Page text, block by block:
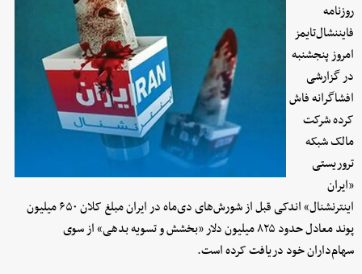
روزنامه
فایننشال‌تایمز
امروز پنجشنبه
در گزارشی
افشاگرانه فاش
کرده شرکت
مالک شبکه
تروریستی
«ایران
اینترنشنال» اندکی قبل از شورش‌های دی‌ماه در ایران مبلغ کلان ۶۵۰ میلیون
پوند معادل حدود ۸۲۵ میلیون دلار «بخشش و تسویه بدهی» از سوی
سهام‌داران خود دریافت کرده است.